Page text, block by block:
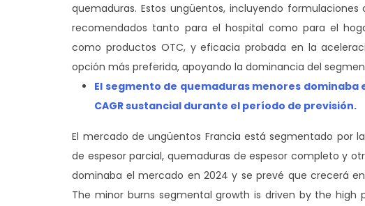
quemaduras. Estos ungüentos, incluyendo
recomendados tanto para el hospital como para el
como productos OTC, y eficacia probada en la
opción más preferida, apoyando la dominancia del
El segmento de quemaduras menores
CAGR sustancial durante el período de previsión.
El mercado de ungüentos Francia está segmentado por
de espesor parcial, quemaduras de espesor completo y
dominaba el mercado en 2024 y se prevé que crecerá
The minor burns segmental growth is driven by the high